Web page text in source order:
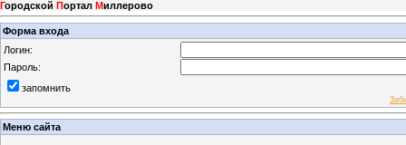
Городской Портал Миллерово
Форма входа
Логин:
Пароль:
запомнить
Меню сайта